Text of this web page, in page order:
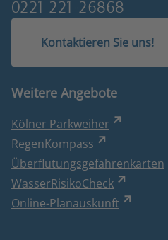
0221 221-26868
Kontaktieren Sie uns!
Weitere Angebote
Kölner Parkweiher
RegenKompass
Überflutungsgefahrenkarten
WasserRisikoCheck
Online-Planauskunft